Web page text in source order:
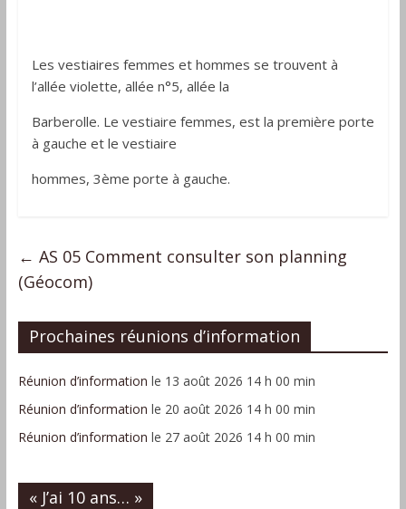
Les vestiaires femmes et hommes se trouvent à
l’allée violette, allée n°5, allée la
Barberolle. Le vestiaire femmes, est la première porte
à gauche et le vestiaire
hommes, 3ème porte à gauche.
← AS 05 Comment consulter son planning
(Géocom)
Prochaines réunions d’information
Réunion d’information le 13 août 2026 14 h 00 min
Réunion d’information le 20 août 2026 14 h 00 min
Réunion d’information le 27 août 2026 14 h 00 min
« J’ai 10 ans… »